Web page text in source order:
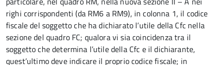
righi corrispondenti (da RM6 a RM9), in colonna 1, il codice
fiscale del soggetto che ha dichiarato l’utile della Cfc nella
sezione del quadro FC; qualora vi sia coincidenza tra il
soggetto che determina l’utile della Cfc e il dichiarante,
quest’ultimo deve indicare il proprio codice fiscale; in